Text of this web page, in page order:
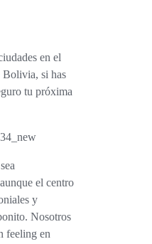
Bolivia, si has
tu próxima
el centro
y
Nosotros
feeling en